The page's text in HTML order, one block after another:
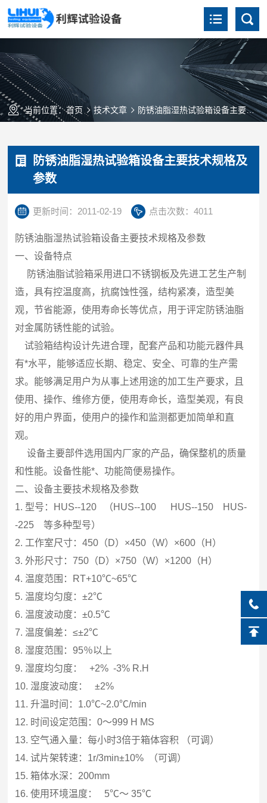
当前位置：首页 技术文章 防锈油脂湿热试验箱设备主要技术规格及参数
防锈油脂湿热试验箱设备主要技术规格及
参数
更新时间：2011-02-19 点击次数：4011
防锈油脂湿热试验箱设备主要技术规格及参数
一、设备特点
防锈油脂试验箱采用进口不锈钢板及先进工艺生产制
造，具有控温度高，抗腐蚀性强，结构紧凑，造型美
观，节省能源，使用寿命长等优点，用于评定防锈油脂
对金属防锈性能的试验。
试验箱结构设计先进合理，配套产品和功能元器件具
有*水平，能够适应长期、稳定、安全、可靠的生产需
求。能够满足用户为从事上述用途的加工生产要求，且
使用、操作、维修方便，使用寿命长，造型美观，有良
好的用户界面，使用户的操作和监测都更加简单和直
观。
设备主要部件选用国内厂家的产品，确保整机的质量
和性能。设备性能*、功能简便易操作。
二、设备主要技术规格及参数
1. 型号： HUS--120 （HUS--100 HUS--150 HUS-
-225等多种型号）
2. 工作室尺寸：450 （D） ×450 （W） ×600 （H ）
3.外形尺寸：750 （D） ×750 （W） ×1200 （H ）
4. 温度范围： RT+10℃~65℃
5. 温度均匀度：±2℃
6. 温度波动度：±0.5℃
7. 温度偏差：≤±2℃
8. 湿度范围：95％以上
9. 湿度均匀度：
+2% -3% R.H
10. 湿度波动度：
±2%
11.升温时间： 1.0℃~2.0℃/min
12. 时间设定范围：0～999 H MS
13. 空气通入量：每小时3倍于箱体容积
（可调）
14.试片架转速： 1r/3min±10%
（可调）
15.箱体水深： 200mm
16.使用环境温度： 5℃～ 35℃